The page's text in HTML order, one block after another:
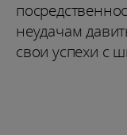
неудачам
свои успехи с